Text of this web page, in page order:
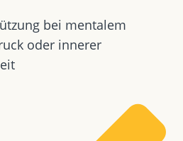
bei mentalem
oder innerer